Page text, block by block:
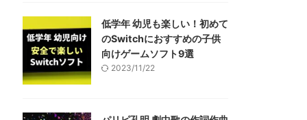
低学年 幼児も楽しい！初めて
のSwitchにおすすめの子供
向けゲームソフト9選
2023/11/22